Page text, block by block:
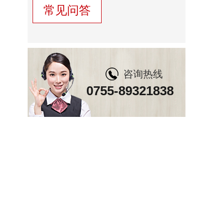
常见问答
咨询热线
0755-89321838